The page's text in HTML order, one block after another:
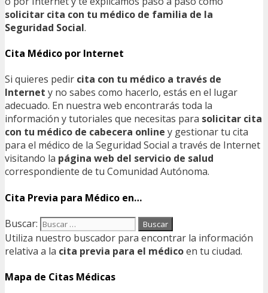
solicitar cita con tu médico de familia de la
Seguridad Social.
Cita Médico por Internet
Si quieres pedir cita con tu médico a través de
Internet y no sabes como hacerlo, estás en el lugar
adecuado. En nuestra web encontrarás toda la
información y tutoriales que necesitas para solicitar cita
con tu médico de cabecera online y gestionar tu cita
para el médico de la Seguridad Social a través de Internet
visitando la página web del servicio de salud
correspondiente de tu Comunidad Autónoma.
Cita Previa para Médico en…
Buscar:
Utiliza nuestro buscador para encontrar la información
relativa a la cita previa para el médicoen tu ciudad.
Mapa de Citas Médicas